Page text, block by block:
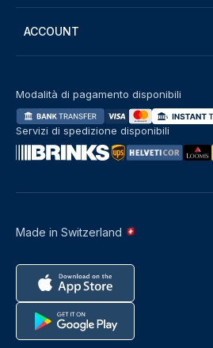
ACCOUNT
Made in Switzerland
Modalità di pagamento disponibili
Servizi di spedizione disponibili